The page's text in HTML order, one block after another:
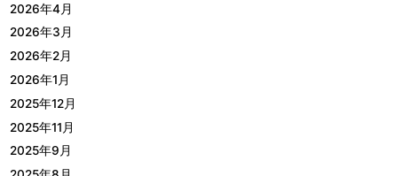
2026年4月
2026年3月
2026年2月
2026年1月
2025年12月
2025年11月
2025年9月